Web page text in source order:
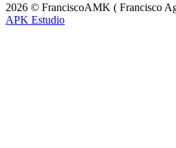
2026 © FranciscoAMK ( Francisco
APK Estudio